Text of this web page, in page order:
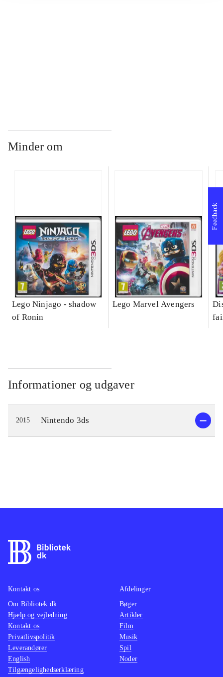
Minder om
Lego Ninjago - shadow
of Ronin
Lego Marvel Avengers
Informationer og udgaver
2015 Nintendo 3ds
Feedback
Kontakt os
Om Bibliotek.dk
Hjælp og vejledning
Kontakt os
Privatlivspolitik
Leverandører
English
Tilgængelighedserklæring
Afdelinger
Bøger
Artikler
Film
Musik
Spil
Noder